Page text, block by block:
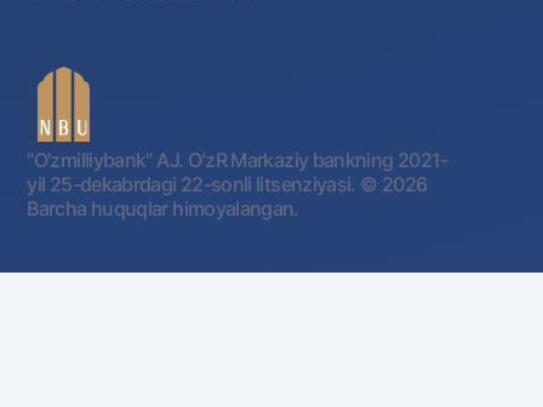
"O'zmilliybank" AJ. OʻzR Markaziy bankning 2021-
yil 25-dekabrdagi 22-sonli litsenziyasi. © 2026
Barcha huquqlar himoyalangan.